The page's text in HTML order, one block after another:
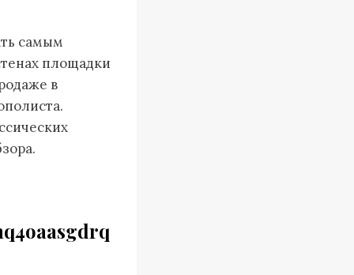
самым
площадки
в